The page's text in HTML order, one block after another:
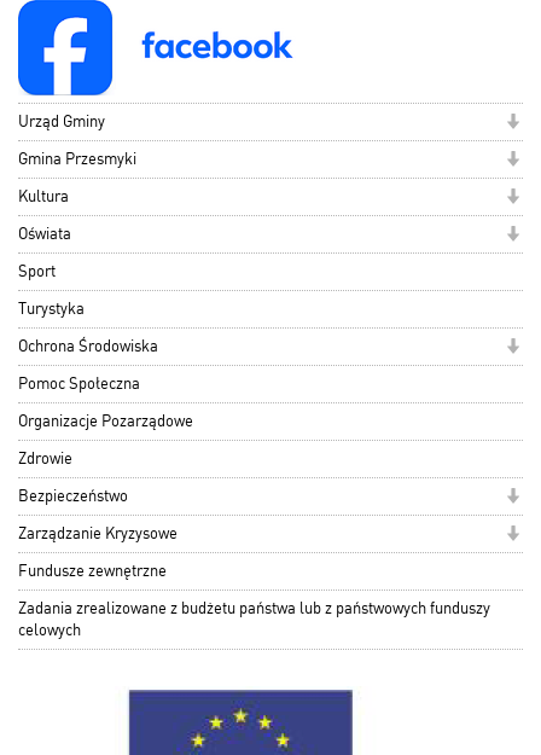
Urząd Gminy
Gmina Przesmyki
Kultura
Oświata
Sport
Turystyka
Ochrona Środowiska
Pomoc Społeczna
Organizacje Pozarządowe
Zdrowie
Bezpieczeństwo
Zarządzanie Kryzysowe
Fundusze zewnętrzne
Zadania zrealizowane z budżetu państwa lub z państwowych funduszy
celowych